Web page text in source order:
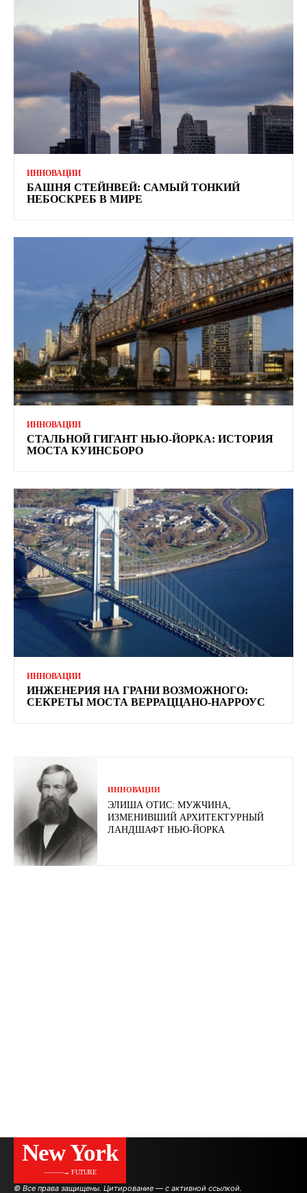
ИННОВАЦИИ
БАШНЯ СТЕЙНВЕЙ: САМЫЙ ТОНКИЙ
НЕБОСКРЕБ В МИРЕ
ИННОВАЦИИ
СТАЛЬНОЙ ГИГАНТ НЬЮ-ЙОРКА: ИСТОРИЯ
МОСТА КУИНСБОРО
ИННОВАЦИИ
ИНЖЕНЕРИЯ НА ГРАНИ ВОЗМОЖНОГО:
СЕКРЕТЫ МОСТА ВЕРРАЦЦАНО-НАРРОУС
ИННОВАЦИИ
ЭЛИША ОТИС: МУЖЧИНА,
ИЗМЕНИВШИЙ АРХИТЕКТУРНЫЙ
ЛАНДШАФТ НЬЮ-ЙОРКА
New York
———→ FUTURE
© Все права защищены. Цитирование — с активной ссылкой.